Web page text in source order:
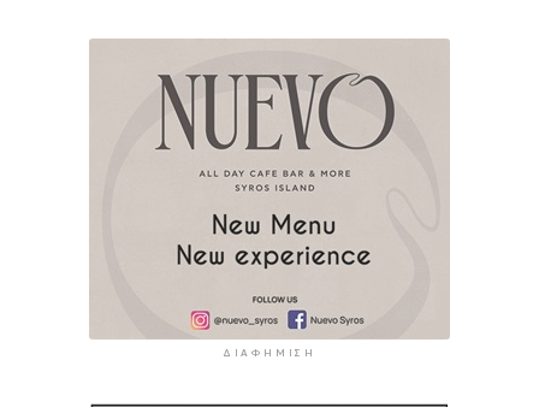
ΔΙΑΦΉΜΙΣΗ